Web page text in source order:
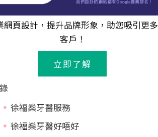
網頁設計 ，提升品牌形象，助您吸引更多
客戶！
立即了解
徐福燊牙醫服務
徐福燊牙醫好唔好